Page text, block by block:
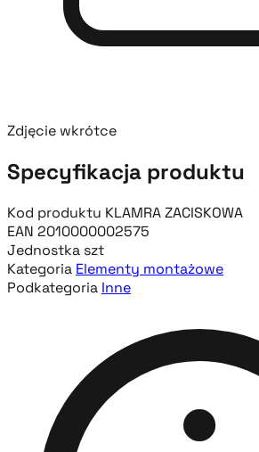
Zdjęcie wkrótce
Specyfikacja produktu
Kod produktu KLAMRA ZACISKOWA
EAN 2010000002575
Jednostka szt
Kategoria Elementy montażowe
Podkategoria Inne